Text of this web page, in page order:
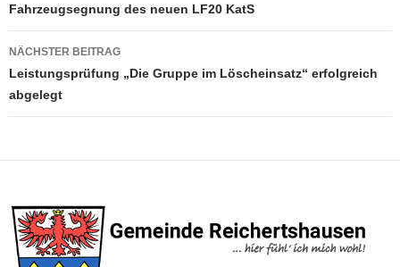
Fahrzeugsegnung des neuen LF20 KatS
NÄCHSTER BEITRAG
Leistungsprüfung „Die Gruppe im Löscheinsatz“ erfolgreich
abgelegt